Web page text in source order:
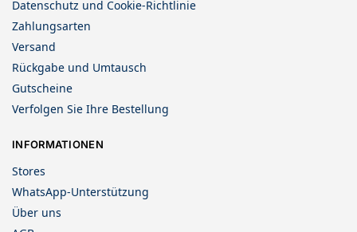
Datenschutz und Cookie-Richtlinie
Zahlungsarten
Versand
Rückgabe und Umtausch
Gutscheine
Verfolgen Sie Ihre Bestellung
INFORMATIONEN
Stores
WhatsApp-Unterstützung
Über uns